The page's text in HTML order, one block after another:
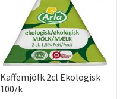
Kaffemjölk 2cl Ekologisk
100/k